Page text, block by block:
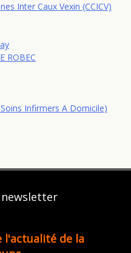
Inter Caux Vexin (CCICV)
ROBEC
Infirmers A Domicile)
l'actualité de la